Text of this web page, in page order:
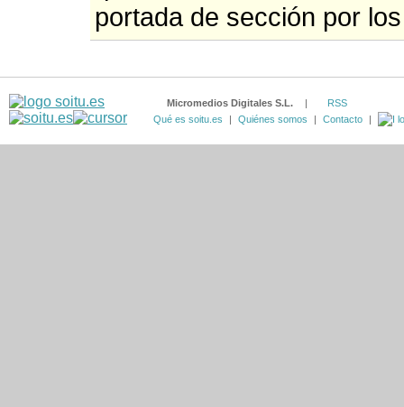
portada de sección por
Micromedios Digitales S.L.
RSS
Qué es soitu.es
Quiénes somos Contacto